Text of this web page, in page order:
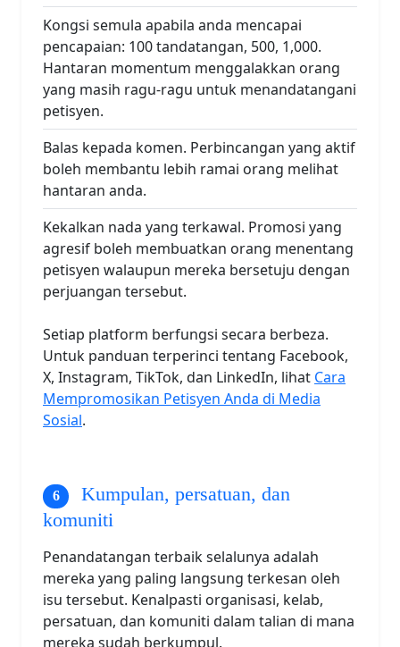
Kongsi semula apabila anda mencapai
pencapaian: 100 tandatangan, 500, 1,000.
Hantaran momentum menggalakkan orang
yang masih ragu-ragu untuk menandatangani
petisyen.
Balas kepada komen. Perbincangan yang aktif
boleh membantu lebih ramai orang melihat
hantaran anda.
Kekalkan nada yang terkawal. Promosi yang
agresif boleh membuatkan orang menentang
petisyen walaupun mereka bersetuju dengan
perjuangan tersebut.
Setiap platform berfungsi secara berbeza.
Untuk panduan terperinci tentang Facebook,
X, Instagram, TikTok, dan LinkedIn, lihat Cara
Mempromosikan Petisyen Anda di Media
Sosial.
Kumpulan, persatuan, dan
komuniti
Penandatangan terbaik selalunya adalah
mereka yang paling langsung terkesan oleh
isu tersebut. Kenalpasti organisasi, kelab,
persatuan, dan komuniti dalam talian di mana
mereka sudah berkumpul.